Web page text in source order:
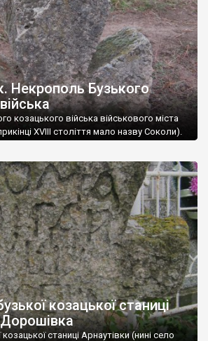
Некрополь Бузького
козацького війська військового міста
XVIII століття мало назву Соколи).
місцевого населеня становили саме
Паталах
козацької станиці
станиці Арнаутівки (нині село